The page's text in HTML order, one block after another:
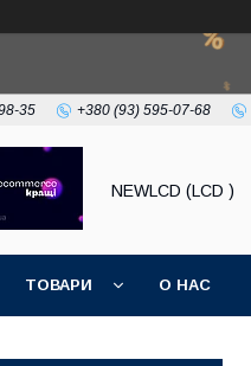
35 +380 (93) 595-07-68
NEWLCD (LCD )
ТОВАРИ О НАС